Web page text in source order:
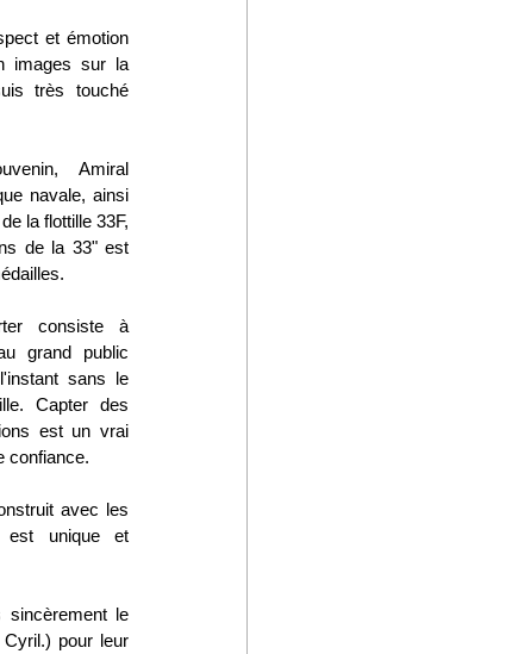
et émotion
images sur la
très touché
Amiral
navale, ainsi
la flottille 33F,
de la 33" est
consiste à
grand public
sans le
Capter des
est un vrai
confiance.
avec les
unique et
le
pour leur